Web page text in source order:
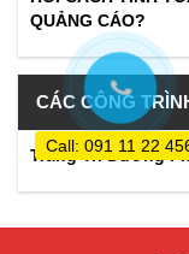
QUẢNG CÁO?
CÁC CÔNG
Trang Trí Đường
Call: 091 11 22